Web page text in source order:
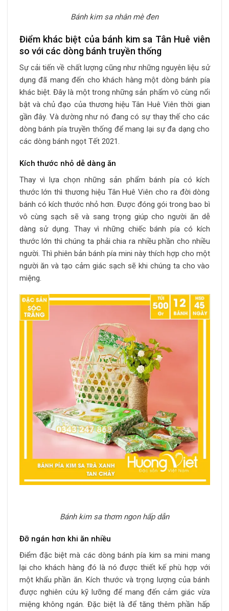
Bánh kim sa nhân mè đen
Điểm khác biệt của bánh kim sa Tân Huê viên
so với các dòng bánh truyền thống
Sự cải tiến về chất lượng cũng như những nguyên liệu sử
dụng đã mang đến cho khách hàng một dòng bánh pía
khác biệt. Đây là một trong những sản phẩm vô cùng nổi
bật và chủ đạo của thương hiệu Tân Huê Viên thời gian
gần đây. Và dường như nó đang có sự thay thế cho các
dòng bánh pía truyền thống để mang lại sự đa dạng cho
các dòng bánh ngọt Tết 2021.
Kích thước nhỏ dễ dàng ăn
Thay vì lựa chọn những sản phẩm bánh pía có kích
thước lớn thì thương hiệu Tân Huê Viên cho ra đời dòng
bánh có kích thước nhỏ hơn. Được đóng gói trong bao bì
vô cùng sạch sẽ và sang trọng giúp cho người ăn dễ
dàng sử dụng. Thay vì những chiếc bánh pía có kích
thước lớn thì chúng ta phải chia ra nhiều phần cho nhiều
người. Thì phiên bản bánh pía mini này thích hợp cho một
người ăn và tạo cảm giác sạch sẽ khi chúng ta cho vào
miệng.
Bánh kim sa thơm ngon hấp dẫn
Đỡ ngán hơn khi ăn nhiều
Điểm đặc biệt mà các dòng bánh pía kim sa mini mang
lại cho khách hàng đó là nó được thiết kế phù hợp với
một khẩu phần ăn. Kích thước và trọng lượng của bánh
được nghiên cứu kỹ lưỡng để mang đến cảm giác vừa
miệng không ngán. Đặc biệt là để tăng thêm phần hấp